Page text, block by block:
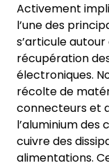
Activement
l’une des
s’articule
récupération
électroniques.
récolte de
connecteurs et
l’aluminium des
cuivre des
alimentations.